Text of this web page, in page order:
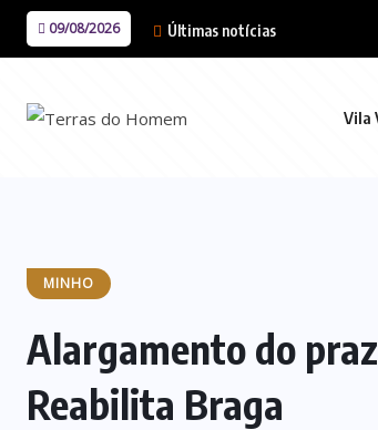
09/08/2026 Últimas notícias
Vila
MINHO
Alargamento do
Reabilita Braga